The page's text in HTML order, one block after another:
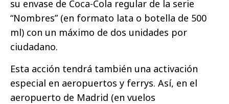
su envase de Coca-Cola regular de la serie
“Nombres” (en formato lata o botella de 500
ml) con un máximo de dos unidades por
ciudadano.
Esta acción tendrá también una activación
especial en aeropuertos y ferrys. Así, en el
aeropuerto de Madrid (en vuelos